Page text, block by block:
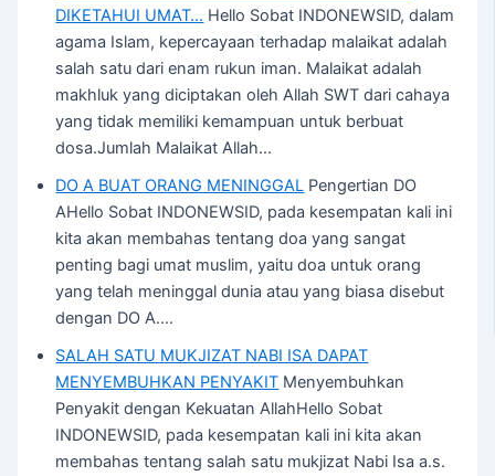
DIKETAHUI UMAT… Hello Sobat INDONEWSID, dalam
agama Islam, kepercayaan terhadap malaikat adalah
salah satu dari enam rukun iman. Malaikat adalah
makhluk yang diciptakan oleh Allah SWT dari cahaya
yang tidak memiliki kemampuan untuk berbuat
dosa.Jumlah Malaikat Allah…
DO A BUAT ORANG MENINGGAL Pengertian DO
AHello Sobat INDONEWSID, pada kesempatan kali ini
kita akan membahas tentang doa yang sangat
penting bagi umat muslim, yaitu doa untuk orang
yang telah meninggal dunia atau yang biasa disebut
dengan DO A.…
SALAH SATU MUKJIZAT NABI ISA DAPAT
MENYEMBUHKAN PENYAKIT Menyembuhkan
Penyakit dengan Kekuatan AllahHello Sobat
INDONEWSID, pada kesempatan kali ini kita akan
membahas tentang salah satu mukjizat Nabi Isa a.s.